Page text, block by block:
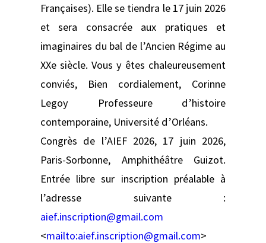
Françaises). Elle se tiendra le 17 juin 2026
et sera consacrée aux pratiques et
imaginaires du bal de l’Ancien Régime au
XXe siècle. Vous y êtes chaleureusement
conviés, Bien cordialement, Corinne
Legoy Professeure d’histoire
contemporaine, Université d’Orléans.
Congrès de l’AIEF 2026, 17 juin 2026,
Paris-Sorbonne, Amphithéâtre Guizot.
Entrée libre sur inscription préalable à
l’adresse suivante :
aief.inscription@gmail.com
<mailto:aief.inscription@gmail.com>